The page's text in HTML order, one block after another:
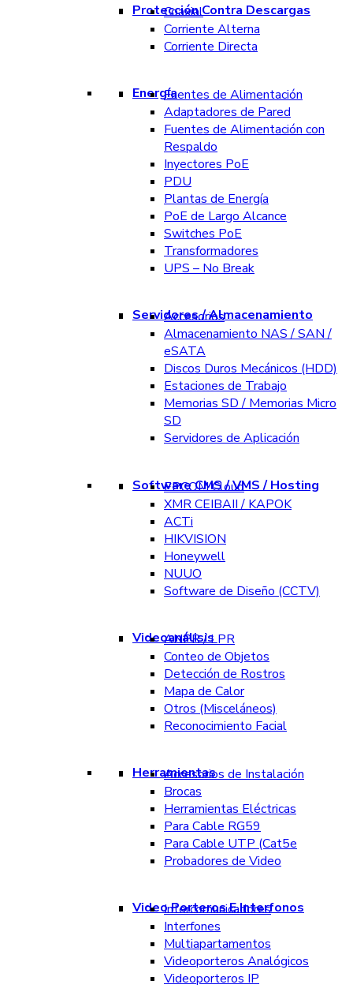
Protección Contra Descargas
Coaxial
Corriente Alterna
Corriente Directa
EnergíaFuentes de Alimentación
Adaptadores de Pared
Fuentes de Alimentación con
Respaldo
Inyectores PoE
PDU
Plantas de Energía
PoE de Largo Alcance
Switches PoE
Transformadores
UPS – No Break
Servidores / Almacenamiento
Accesorios
Almacenamiento NAS / SAN /
eSATA
Discos Duros Mecánicos (HDD)
Estaciones de Trabajo
Memorias SD / Memorias Micro
SD
Servidores de Aplicación
Software CMS / VMS / Hosting
EPCOM Cloud
XMR CEIBAII / KAPOK
ACTi
HIKVISION
Honeywell
NUUO
Software de Diseño (CCTV)
Videoanálisis
ANPR / LPR
Conteo de Objetos
Detección de Rostros
Mapa de Calor
Otros (Misceláneos)
Reconocimiento Facial
Herramientas
Accesorios de Instalación
Brocas
Herramientas Eléctricas
Para Cable RG59
Para Cable UTP (Cat5e
Probadores de Video
Video Porteros E Interfonos
Intercomunicadores
Interfones
Multiapartamentos
Videoporteros Analógicos
Videoporteros IP